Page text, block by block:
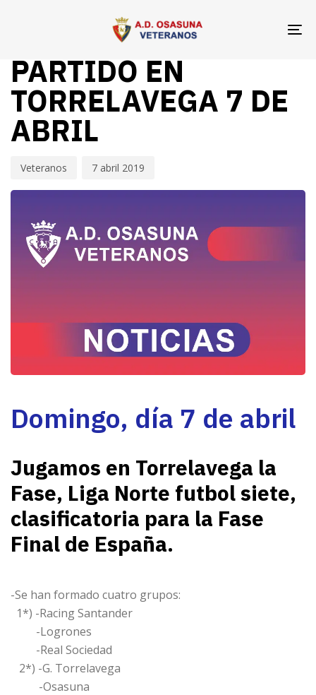
navigation
Skip
content
VETERANOS OSASUNA
PARTIDO EN
TORRELAVEGA 7 DE
ABRIL
Veteranos 7 abril 2019
Domingo, día 7 de abril
Jugamos en Torrelavega la
Fase, Liga Norte futbol siete,
clasificatoria para la Fase
Final de España.
-Se han formado cuatro grupos:
1*) -Racing Santander
-Logrones
-Real Sociedad
2*) -G. Torrelavega
-Osasuna